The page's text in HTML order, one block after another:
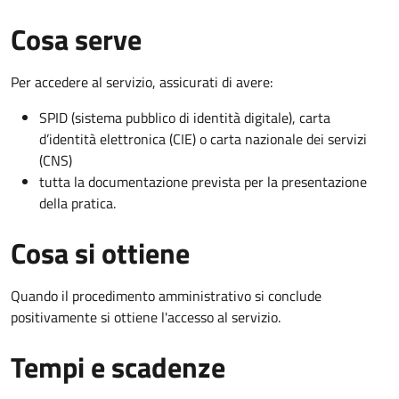
Cosa serve
Per accedere al servizio, assicurati di avere:
SPID (sistema pubblico di identità digitale), carta
d’identità elettronica (CIE) o carta nazionale dei servizi
(CNS)
tutta la documentazione prevista per la presentazione
della pratica.
Cosa si ottiene
Quando il procedimento amministrativo si conclude
positivamente si ottiene l'accesso al servizio.
Tempi e scadenze